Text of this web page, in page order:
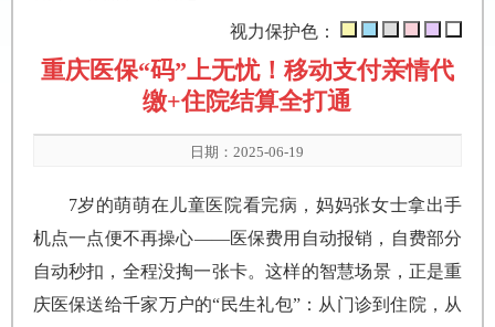
视力保护色：
重庆医保“码”上无忧！移动支付亲情代
缴+住院结算全打通
日期：2025-06-19
7岁的萌萌在儿童医院看完病，妈妈张女士拿出手
机点一点便不再操心——医保费用自动报销，自费部分
自动秒扣，全程没掏一张卡。这样的智慧场景，正是重
庆医保送给千家万户的“民生礼包”：从门诊到住院，从